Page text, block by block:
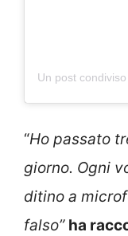
“Ho passato
giorno. Ogni
ditino a
falso” ha